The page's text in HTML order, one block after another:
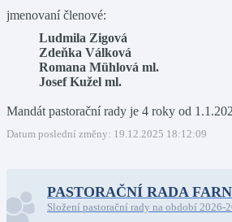
jmenovaní členové:
Ludmila Zigová
Zdeňka Válková
Romana Mühlová ml.
Josef Kužel ml.
Mandát pastorační rady je 4 roky od
Datum poslední změny: 19.12.2025 18:12:09
PASTORAČNÍ RADA
Složení pastorační rady na období 2026-